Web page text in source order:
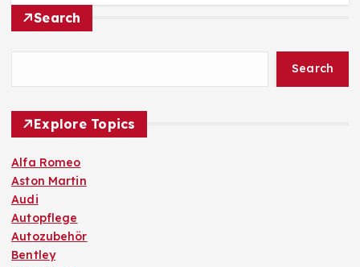
Search
Search
Explore Topics
Alfa Romeo
Aston Martin
Audi
Autopflege
Autozubehör
Bentley